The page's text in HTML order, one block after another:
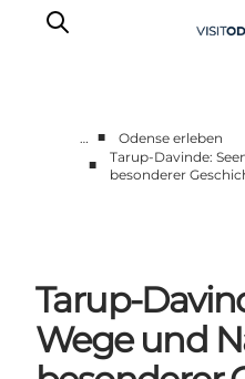
Odense erleben
Inspiration
… ■
Odense erleben
■
Tarup-Davinde:
besonderer
Tarup-
Wege und